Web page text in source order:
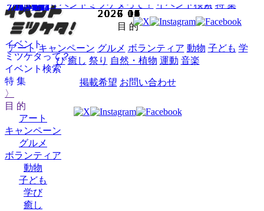
イベント
ミツケタって？
イベント検索
特 集
〉
目 的
アート
キャンペーン
グルメ
ボランティア
動物
子ども
学び
癒し
HOME イベントミツケタって？ イベント検索 特 集
目 的
アート キャンペーン グルメ ボランティア 動物 子ども 学
び 癒し 祭り 自然・植物 運動 音楽
掲載希望 お問い合わせ
2025 02
2025 03
2025 04
2025 05
2025 06
2025 07
2025 08
2025 09
2025 10
2025 11
2025 12
2026 01
2026 02
2026 03
2026 04
2026 05
2026 06
2026 07
2026 08
2026 09
2026 10
2026 11
2026 12
2027 01
2027 02
2027 03
7/31
7/31
7/31～8/24
7/30,31
7/26～8/31
7/26～9/14
7/25～8/24
7/23～10/5
7/19～8/17